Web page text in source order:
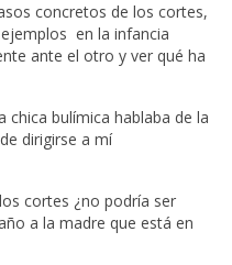
concretos de los cortes,
en la infancia
ante el otro y ver qué ha
chica bulímica hablaba de la
dirigirse a mí
cortes ¿no podría ser
a la madre que está en